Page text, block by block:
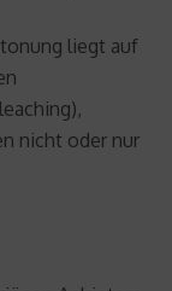
liegt auf
nicht oder nur